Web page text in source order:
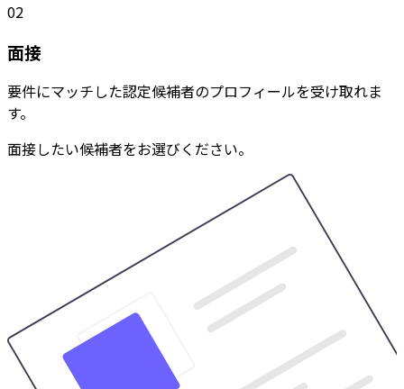
02
面接
要件にマッチした認定候補者のプロフィールを受け取れま
す。
面接したい候補者をお選びください。